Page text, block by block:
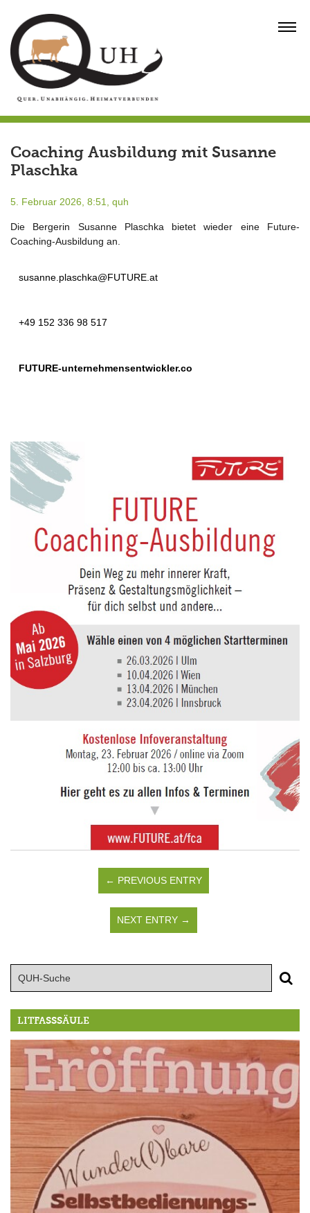
content
Coaching Ausbildung mit Susanne
Plaschka
5. Februar 2026, 8:51, quh
Die Bergerin Susanne Plaschka bietet wieder eine Future-
Coaching-Ausbildung an.
susanne.plaschka@FUTURE.at
+49 152 336 98 517
FUTURE-unternehmensentwickler.co
← PREVIOUS ENTRY
NEXT ENTRY →
LITFASSSÄULE